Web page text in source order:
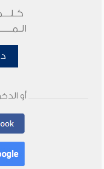
أو